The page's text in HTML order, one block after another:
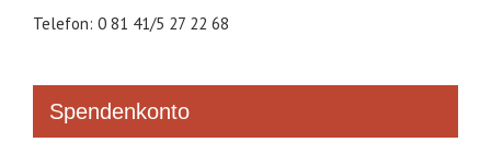
Telefon: 0 81 41/5 27 22 68
Spendenkonto